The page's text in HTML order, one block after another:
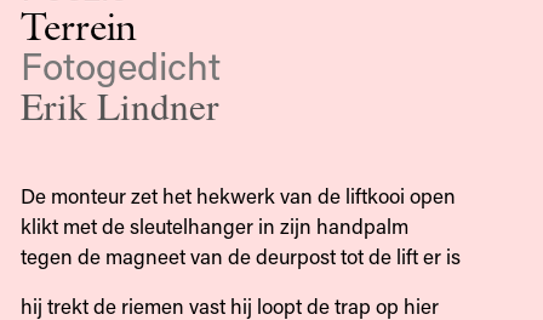
Terrein
Fotogedicht
Erik Lindner
De monteur zet het hekwerk van de liftkooi open
klikt met de sleutelhanger in zijn handpalm
tegen de magneet van de deurpost tot de lift er is
hij trekt de riemen vast hij loopt de trap op hier